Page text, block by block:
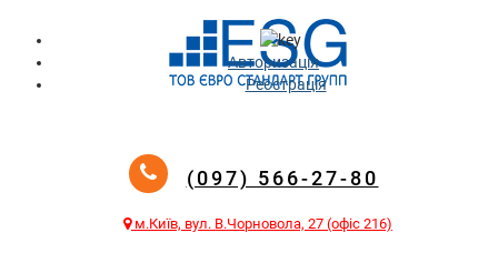
Авторизація
Реєстрація
(097) 566-27-80
м.Київ, вул. В.Чорновола, 27 (офіс 216)